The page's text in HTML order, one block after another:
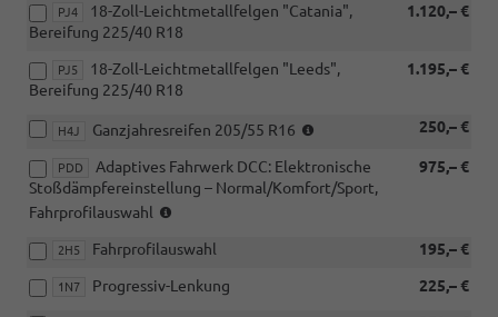
PJ4 1.120,– €
18-Zoll-Leichtmetallfelgen "Catania",
Bereifung 225/40 R18
PJ5 1.195,– €
18-Zoll-Leichtmetallfelgen "Leeds",
Bereifung 225/40 R18
H4J 250,– €
Ganzjahresreifen 205/55 R16
mit
16-
PDD 975,– €
Adaptives Fahrwerk DCC: Elektronische
Stoßdämpfereinstellung – Normal/Komfort/Sport,
Fahrprofilauswahl
mit
2H5 195,– €
Fahrprofilauswahl
1N7 225,– €
Progressiv-Lenkung